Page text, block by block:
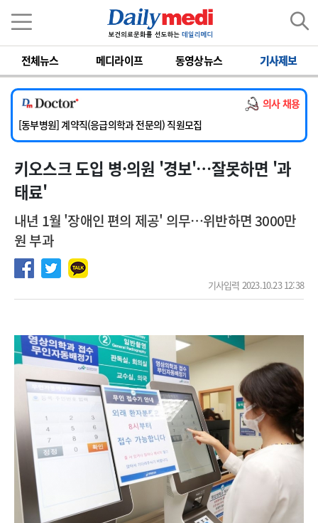
전체뉴스 메디라이프 동영상뉴스 기사제보
의사 채용
[서울아산병원] 2026년 하반기 인턴 모집
[영남대학교의료원] 마취통증의학과 임기제 임상의사 채용
[충남대학교병원] 소아청소년과(소아응급전담) 계약직 의사 공개채용
[동부병원] 계약직(응급의학과 전문의) 직원모집
[이대목동병원] 하반기 전공의(레지던트1년차) 모집
[서울아산병원] 2026년 하반기 인턴 모집
[영남대학교의료원] 마취통증의학과 임기제 임상의사 채용
키오스크 도입 병·의원 '경보'…잘못하면 '과
태료'
내년 1월 '장애인 편의 제공' 의무…위반하면 3000만
원 부과
기사입력 2023.10.23 12:38